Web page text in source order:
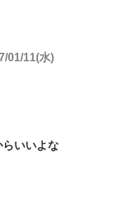
01/11(水)
らいいよな